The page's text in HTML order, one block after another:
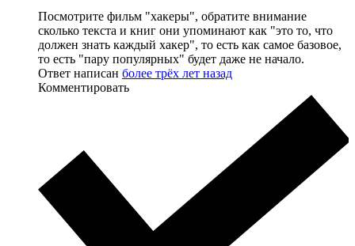
Посмотрите фильм "хакеры", обратите внимание
сколько текста и книг они упоминают как "это то, что
должен знать каждый хакер", то есть как самое базовое,
то есть "пару популярных" будет даже не начало.
Ответ написан более трёх лет назад
Комментировать